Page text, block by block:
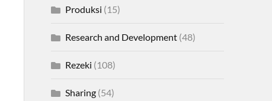
Produksi (15)
Research and Development(48)
Rezeki (108)
Sharing(54)